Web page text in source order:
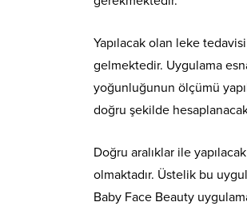
Yapılacak olan leke
gelmektedir. Uygulama
yoğunluğunun ölçümü
doğru şekilde
Doğru aralıklar ile
olmaktadır. Üstelik bu
Baby Face Beauty